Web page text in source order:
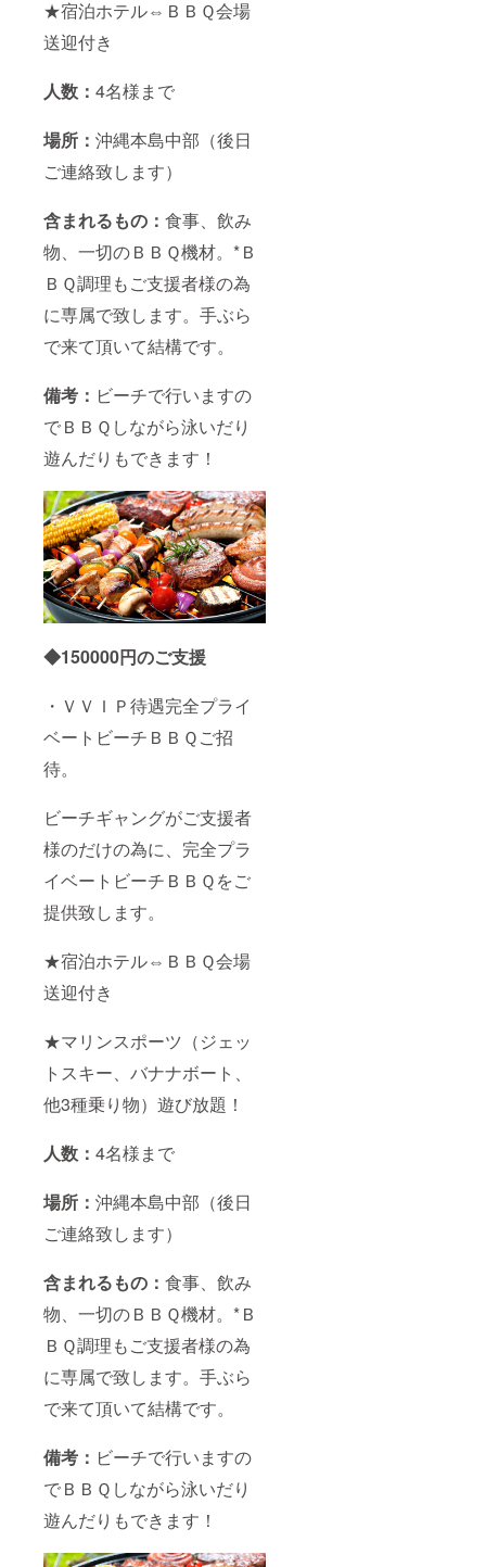
★宿泊ホテル⇔ＢＢＱ会場
送迎付き
人数： 4名様まで
場所： 沖縄本島中部（後日
ご連絡致します）
含まれるもの： 食事、飲み
物、一切のＢＢＱ機材。*Ｂ
ＢＱ調理もご支援者様の為
に専属で致します。手ぶら
で来て頂いて結構です。
備考： ビーチで行いますの
でＢＢＱしながら泳いだり
遊んだりもできます！
◆150000円のご支援
・ＶＶＩＰ待遇完全プライ
ベートビーチＢＢＱご招
待。
ビーチギャングがご支援者
様のだけの為に、完全プラ
イベートビーチＢＢＱをご
提供致します。
★宿泊ホテル⇔ＢＢＱ会場
送迎付き
★マリンスポーツ（ジェッ
トスキー、バナナボート、
他3種乗り物）遊び放題！
人数： 4名様まで
場所： 沖縄本島中部（後日
ご連絡致します）
含まれるもの： 食事、飲み
物、一切のＢＢＱ機材。*Ｂ
ＢＱ調理もご支援者様の為
に専属で致します。手ぶら
で来て頂いて結構です。
備考： ビーチで行いますの
でＢＢＱしながら泳いだり
遊んだりもできます！